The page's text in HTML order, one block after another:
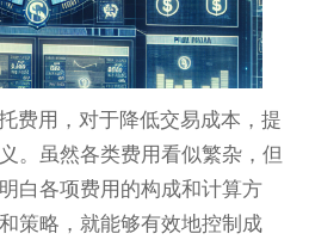
费用，对于降低交易成本，提
。虽然各类费用看似繁杂，但
白各项费用的构成和计算方
策略，就能够有效地控制成